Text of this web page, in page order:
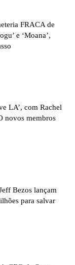
FRACA de
e ‘Moana’,
LA’, com Rachel
novos membros
Bezos lançam
para salvar